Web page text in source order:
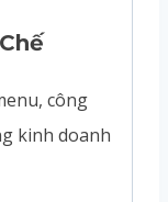
công
kinh doanh